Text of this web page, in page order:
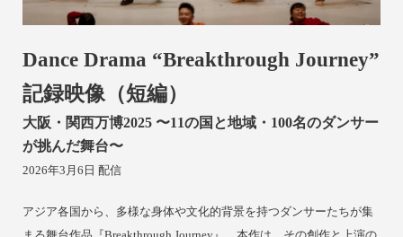
Dance Drama “Breakthrough Journey”
記録映像（短編）
大阪・関西万博2025 〜11の国と地域・100名のダンサー
が挑んだ舞台〜
2026年3月6日 配信
アジア各国から、多様な身体や文化的背景を持つダンサーたちが集